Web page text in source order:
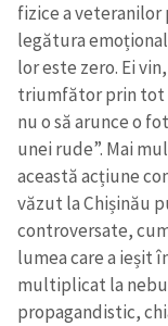
fizice a
legătura
lor este zero. Ei
triumfător prin tot
nu o să arunce o
unei rude”. Mai
această acțiune
văzut la Chișinău
controversate,
lumea care a ieșit
multiplicat la
propagandistic,